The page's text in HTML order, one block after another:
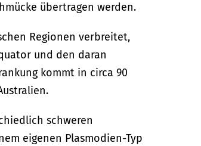
übertragen werden.
Regionen verbreitet,
und den daran
kommt in circa 90
schweren
eigenen Plasmodien-Typ